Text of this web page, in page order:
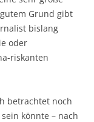
Grund gibt
bislang
oder
riskanten
betrachtet noch
könnte – nach